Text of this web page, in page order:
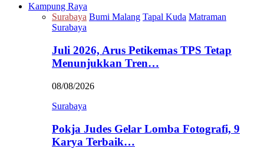
Kampung Raya
Surabaya Bumi Malang Tapal Kuda Matraman
Surabaya
Juli 2026, Arus Petikemas TPS Tetap
Menunjukkan Tren…
08/08/2026
Surabaya
Pokja Judes Gelar Lomba Fotografi, 9
Karya Terbaik…